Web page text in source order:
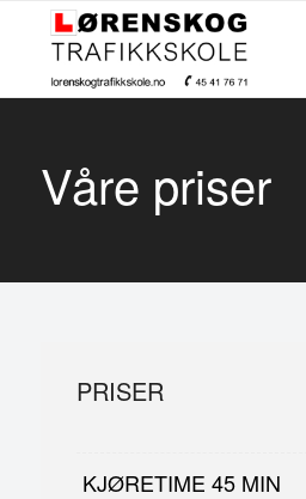
Våre priser
PRISER
KJØRETIME 45 MIN